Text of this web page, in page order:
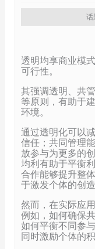
话
透明均享商业模
可行性。
其强调透明、共
等原则，有助于
环境。
通过透明化可以
信任；共同管理
放参与为更多的
均利有助于平衡
合作能够提升整
于激发个体的创造
然而，在实际应
例如，如何确保
如何平衡不同参
同时激励个体的积